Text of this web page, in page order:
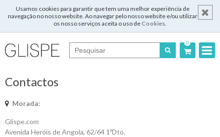
Usamos cookies para garantir que tem uma melhor experiência de
navegação no nosso website. Ao navegar pelo nosso website e/ou utilizar
os nosso serviços aceita o uso de Cookies.
0
Français
Contactos
Morada:
Glispe.com
Avenida Heróis de Angola, 62/64 1ºDto.